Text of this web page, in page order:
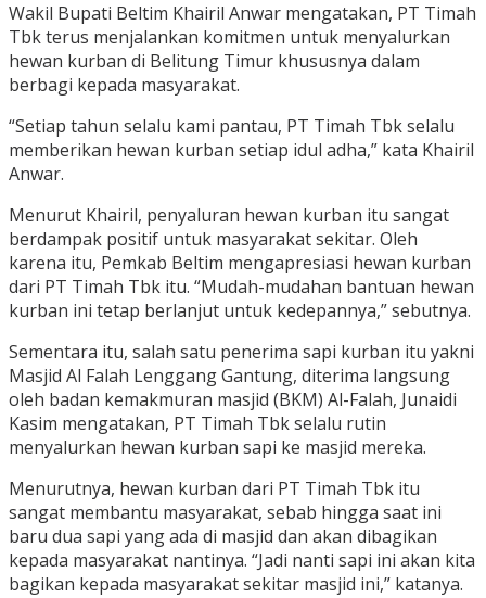
Wakil Bupati Beltim Khairil Anwar mengatakan, PT Timah
Tbk terus menjalankan komitmen untuk menyalurkan
hewan kurban di Belitung Timur khususnya dalam
berbagi kepada masyarakat.
“Setiap tahun selalu kami pantau, PT Timah Tbk selalu
memberikan hewan kurban setiap idul adha,” kata Khairil
Anwar.
Menurut Khairil, penyaluran hewan kurban itu sangat
berdampak positif untuk masyarakat sekitar. Oleh
karena itu, Pemkab Beltim mengapresiasi hewan kurban
dari PT Timah Tbk itu. “Mudah-mudahan bantuan hewan
kurban ini tetap berlanjut untuk kedepannya,” sebutnya.
Sementara itu, salah satu penerima sapi kurban itu yakni
Masjid Al Falah Lenggang Gantung, diterima langsung
oleh badan kemakmuran masjid (BKM) Al-Falah, Junaidi
Kasim mengatakan, PT Timah Tbk selalu rutin
menyalurkan hewan kurban sapi ke masjid mereka.
Menurutnya, hewan kurban dari PT Timah Tbk itu
sangat membantu masyarakat, sebab hingga saat ini
baru dua sapi yang ada di masjid dan akan dibagikan
kepada masyarakat nantinya. “Jadi nanti sapi ini akan kita
bagikan kepada masyarakat sekitar masjid ini,” katanya.